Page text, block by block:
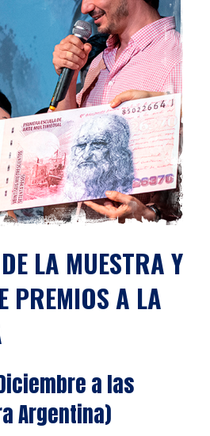
LA MUESTRA Y
PREMIOS A LA
a las
Argentina)